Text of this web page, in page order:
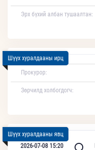
Эрх бүхий албан тушаалтан:
Шүүх хуралдааны ирц
Прокурор:
Зөрчилд холбогдогч:
Шүүх хуралдааны явц
2026-07-08 15:20